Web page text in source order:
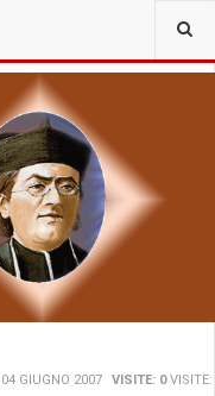
04 GIUGNO 2007 VISITE: 0